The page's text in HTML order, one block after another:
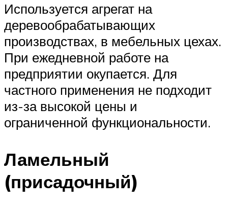
Используется агрегат на
деревообрабатывающих
производствах, в мебельных цехах.
При ежедневной работе на
предприятии окупается. Для
частного применения не подходит
из-за высокой цены и
ограниченной функциональности.
Ламельный
(присадочный)